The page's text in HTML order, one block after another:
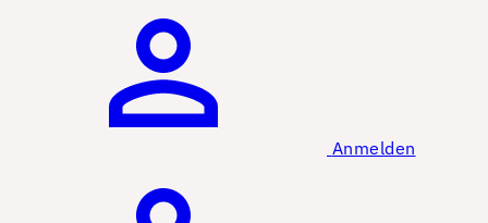
Anmelden